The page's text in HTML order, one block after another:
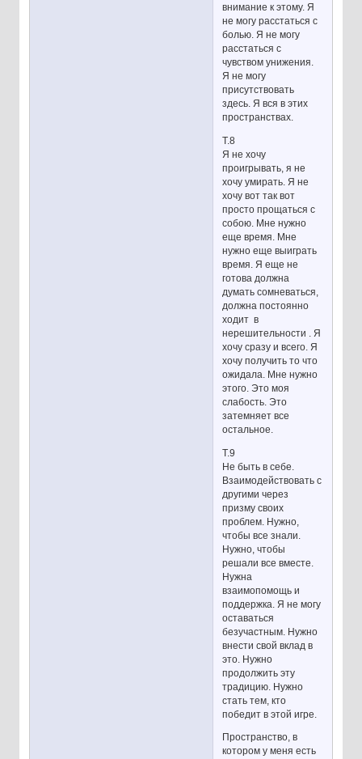
внимание к этому. Я
не могу расстаться с
болью. Я не могу
расстаться с
чувством унижения.
Я не могу
присутствовать
здесь. Я вся в этих
пространствах.
Т.8
Я не хочу
проигрывать, я не
хочу умирать. Я не
хочу вот так вот
просто прощаться с
собою. Мне нужно
еще время. Мне
нужно еще выиграть
время. Я еще не
готова должна
думать сомневаться,
должна постоянно
ходит в
нерешительности . Я
хочу сразу и всего. Я
хочу получить то что
ожидала. Мне нужно
этого. Это моя
слабость. Это
затемняет все
остальное.
Т.9
Не быть в себе.
Взаимодействовать с
другими через
призму своих
проблем. Нужно,
чтобы все знали.
Нужно, чтобы
решали все вместе.
Нужна
взаимопомощь и
поддержка. Я не могу
оставаться
безучастным. Нужно
внести свой вклад в
это. Нужно
продолжить эту
традицию. Нужно
стать тем, кто
победит в этой игре.
Пространство, в
котором у меня есть